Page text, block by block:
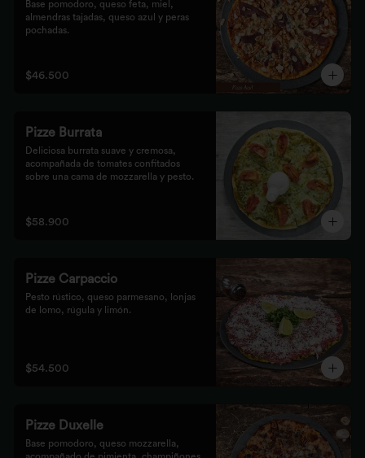
Base pomodoro, queso feta, miel,
almendras tajadas, queso azul y peras
pochadas.
$46.500
Pizze Burrata
Deliciosa burrata suave y cremosa,
acompañada de tomates confitados
sobre una cama de mozzarella y pesto.
$58.900
Pizze Carpaccio
Pesto rústico, queso parmesano, lonjas
de lomo, rúgula y limón.
$54.500
Pizze Duxelle
Base pomodoro, queso mozzarella,